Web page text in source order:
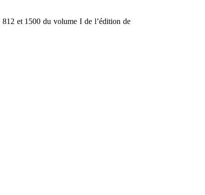
et 1500 du volume I de l’édition de